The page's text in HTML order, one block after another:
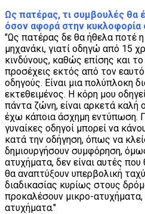
Ως πατέρας, τι συμβουλές θα
όσον αφορά στην κυκλοφορία
"Ως πατέρας δε θα ήθελα ποτέ
μηχανάκι, γιατί οδηγώ από 15
κινδύνους, καθώς επίσης και
προσέχεις εκτός από τον
οδηγούς. Είναι μια πολύπλοκη
εκτεθειμένος. Η κόρη μου
πάντα ζώνη, είναι αρκετά καλή
έχω κάποια άσχημη εντύπωση.
γυναίκες οδηγοί μπορεί να
κατά την οδήγηση, όπως να
δημιουργήσουν συμφόρηση,
ατυχήματα, δεν είναι αυτές
θα αναπτύξουν υπερβολική
διαδικασίας κυρίως στους
προκαλέσουν μικρο-
ατυχήματα."